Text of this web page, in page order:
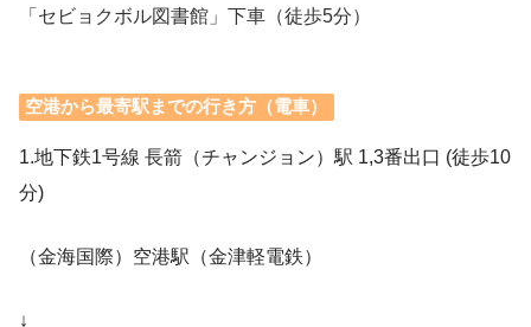
「セビョクボル図書館」下車（徒歩5分）
空港から最寄駅までの行き方（電車）
1.地下鉄1号線 長箭（チャンジョン）駅 1,3番出口 (徒歩10
分)
（金海国際）空港駅（金津軽電鉄）
↓